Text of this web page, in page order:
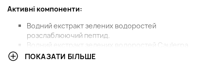
Активні компоненти:
Водний екстракт зелених водоростей
розслаблюючий пептид.
Водний екстракт зелених водоростей Caulerpa
Lentillifera - відновлює структуру шкіри - зволожуюча
ПОКАЗАТИ БІЛЬШЕ